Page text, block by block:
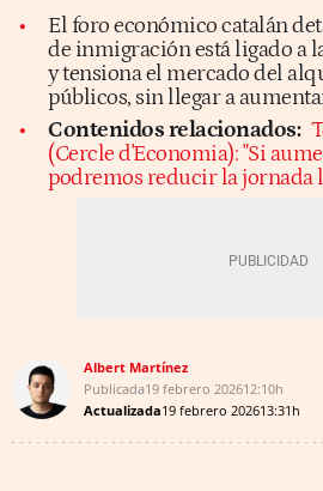
El foro económico catalán
de inmigración está ligado a
y tensiona el mercado del
públicos, sin llegar a
Contenidos relacionados:
(Cercle d'Economia): "Si
podremos reducir la jornada
Albert Martínez
Publicada19 febrero 202612:10h
Actualizada19 febrero 202613:31h